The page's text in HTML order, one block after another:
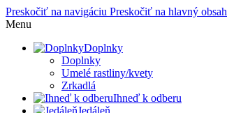
Preskočiť na navigáciu Preskočiť na hlavný obsah
Menu
Doplnky
Doplnky
Umelé rastliny/kvety
Zrkadlá
Ihneď k odberu
Jedáleň